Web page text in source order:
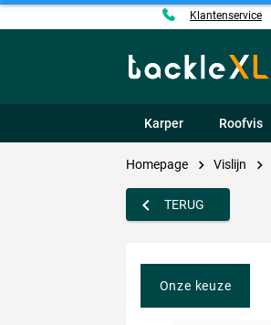
Klantenservice
Karper Roofvis
Homepage Vislijn
TERUG
Onze keuze